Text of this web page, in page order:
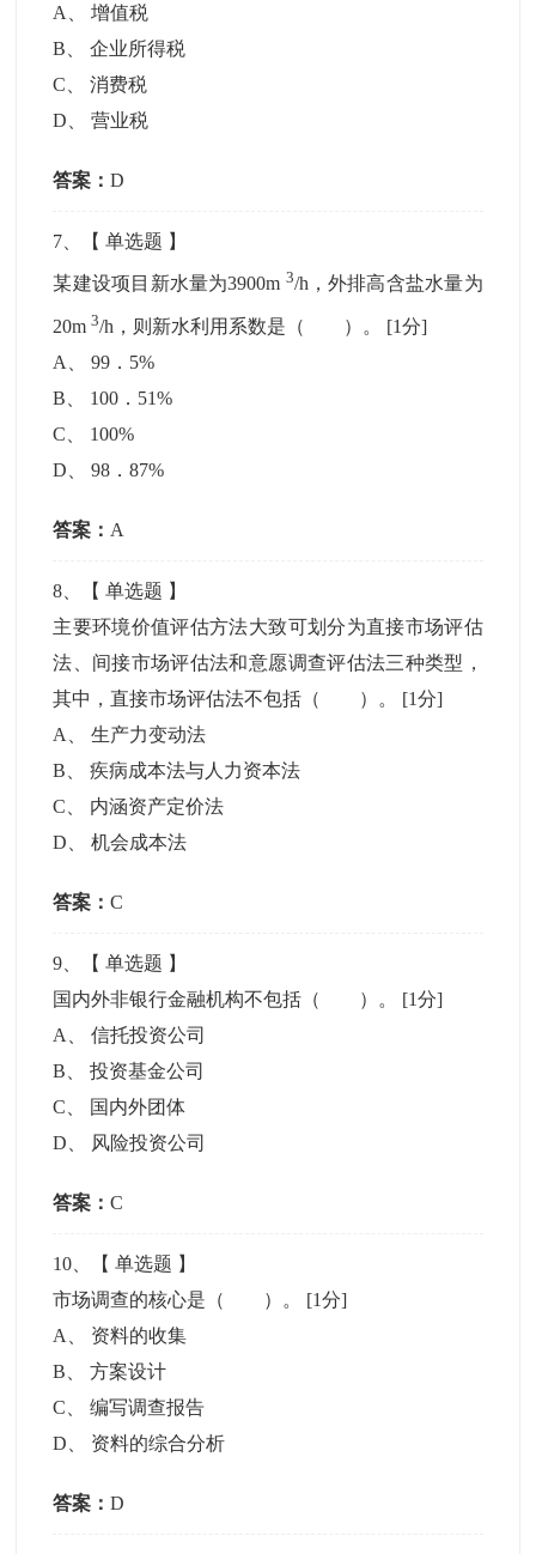
A
、增值税
B 、企业所得税
C 、消费税
D 、营业税
答案：D
7 、【单选题 】
某建设项目新水量为3900m 3/h，外排高含盐水量为
20m3/h，则新水利用系数是（ ）。 [1分]
A
、99．5%
B
100．51%
C
100%
D 、98．87%
答案： A
8 、【单选题 】
主要环境价值评估方法大致可划分为直接市场评估
法、间接市场评估法和意愿调查评估法三种类型，
其中，直接市场评估法不包括（ ）。 [1分]
A
、生产力变动法
B 、疾病成本法与人力资本法
C
内涵资产定价法
D 、机会成本法
答案：C
9 、【单选题 】
国内外非银行金融机构不包括（ ）。 [1分]
A
、信托投资公司
B 、投资基金公司
C
国内外团体
D
风险投资公司
答案：C
10 、【单选题 】
市场调查的核心是（ ）。 [1分]
A
资料的收集
B 、方案设计
C 、编写调查报告
D
资料的综合分析
答案：D